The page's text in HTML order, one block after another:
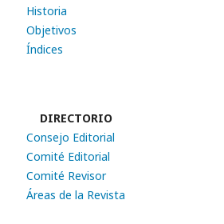
Historia
Objetivos
Índices
DIRECTORIO
Consejo Editorial
Comité Editorial
Comité Revisor
Áreas de la Revista